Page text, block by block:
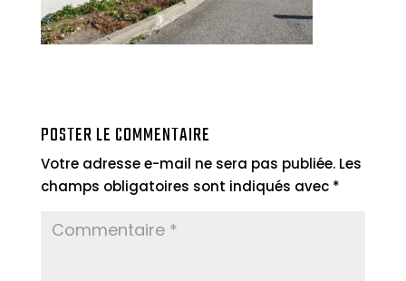
POSTER LE COMMENTAIRE
Votre adresse e-mail ne sera pas publiée. Les
champs obligatoires sont indiqués avec *